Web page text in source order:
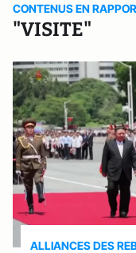
CONTENUS EN
"VISITE"
ALLIANCES DES